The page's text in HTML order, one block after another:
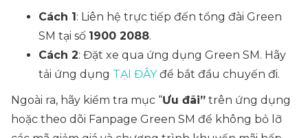
Cách 1: Liên hệ trực tiếp đến tổng đài Green
SM tại số 1900 2088.
Cách 2: Đặt xe qua ứng dụng Green SM. Hãy
tải ứng dụng TẠI ĐÂYđể bắt đầu chuyến đi.
Ngoài ra, hãy kiểm tra mục “Ưu đãi” trên ứng dụng
hoặc theo dõi Fanpage Green SM để không bỏ lỡ